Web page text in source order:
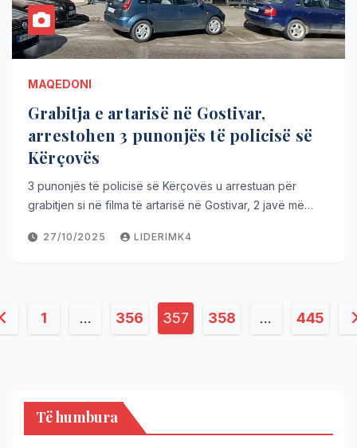
MAQEDONI
Grabitja e artarisë në Gostivar,
arrestohen 3 punonjës të policisë së
Kërçovës
3 punonjës të policisë së Kërçovës u arrestuan për
grabitjen si në filma të artarisë në Gostivar, 2 javë më…
27/10/2025 LIDERIMK4
1 … 356 357 358 … 445
Të humbura